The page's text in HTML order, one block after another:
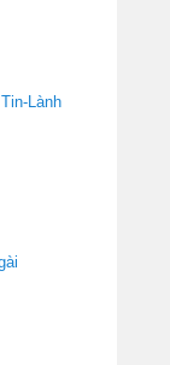
Lành